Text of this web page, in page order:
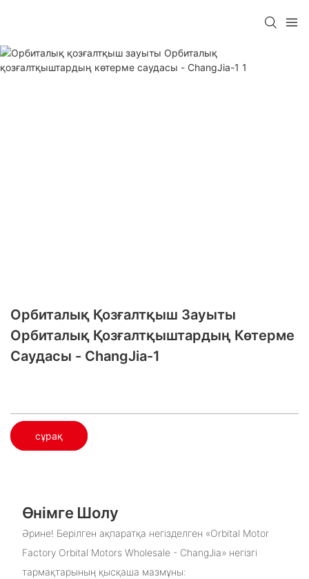
Орбиталық Қозғалтқыш Зауыты​
Орбиталық Қозғалтқыштардың Көтерме
Саудасы - ChangJia-1
сұрақ
Өнімге Шолу
Әрине! Берілген ақпаратқа негізделген «Orbital Motor
Factory Orbital Motors Wholesale - ChangJia» негізгі
тармақтарының қысқаша мазмұны: